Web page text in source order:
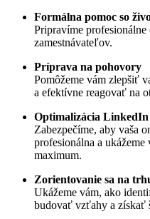
Formálna pomoc so
Pripravíme
zamestnávateľov.
Príprava na pohovory
Pomôžeme vám zlepšiť
a efektívne reagovať na
Optimalizácia
Zabezpečíme, aby vaša
profesionálna a
maximum.
Zorientovanie sa na
Ukážeme vám, ako
budovať vzťahy a získať